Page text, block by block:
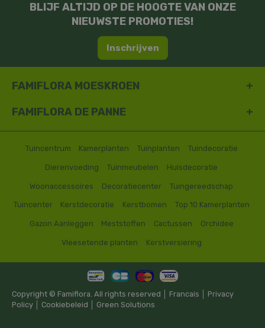
BLIJF ALTIJD OP DE HOOGTE VAN ONZE
NIEUWSTE PROMOTIES!
Inschrijven
FAMIFLORA MOESKROEN
FAMIFLORA DE PANNE
Tuincentrum Kamerplanten Tuinplanten Tuindecoratie
Dierenvoeding Tuinmeubelen Huisdecoratie
Woonaccessoires Decoratiecenter Tuingereedschap
Tuincenter Kerstdecoratie Kerstbomen Top 10 Kamerplanten
Gazon Aanleggen Meststoffen Cactussen Orchidee
Vleesetende planten Kerstversiering
Copyright © Famiflora. All rights reserved │ Francais
Privacy
Policy
Cookiebeleid Green Solutions